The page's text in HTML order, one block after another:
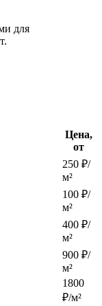
для
Цена,
от
250 ₽/
м²
100 ₽/
м²
400 ₽/
м²
900 ₽/
м²
1800
₽/м²